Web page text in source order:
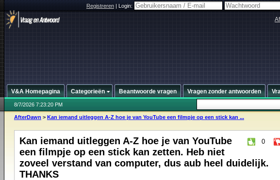
Registreren|Login:
V&A Homepagina Categorieën Beantwoorde vragen Vragen zonder antwoorden
8/7/2026 7:23:20 PM
AfterDawn > Kan iemand uitleggen A-Z hoe je van YouTube een filmpje op een stick kan ...
0
Kan iemand uitleggen A-Z hoe je van YouTube
een filmpje op een stick kan zetten. Heb niet
zoveel verstand van computer, dus aub heel duidelijk.
THANKS